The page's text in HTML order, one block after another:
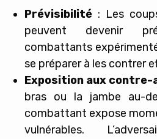
Prévisibilité : Les
peuvent devenir
combattants
se préparer à les contrer
Exposition aux
bras ou la jambe au-
combattant expose
vulnérables.